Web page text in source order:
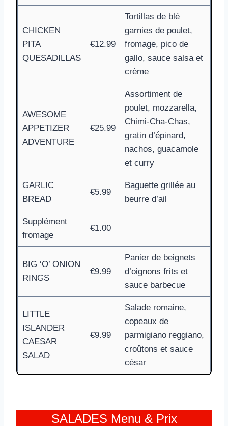
CHICKEN
PITA
QUESADILLAS
€12.99
Tortillas de blé
garnies de poulet,
fromage, pico de
gallo, sauce salsa et
crème
AWESOME
APPETIZER
ADVENTURE
€25.99
Assortiment de
poulet, mozzarella,
Chimi-Cha-Chas,
gratin d’épinard,
nachos, guacamole
et curry
GARLIC
BREAD
€5.99
Baguette grillée au
beurre d’ail
Supplément
fromage
€1.00
BIG ‘O’ ONION
RINGS
€9.99
Panier de beignets
d’oignons frits et
sauce barbecue
LITTLE
ISLANDER
CAESAR
SALAD
€9.99
Salade romaine,
copeaux de
parmigiano reggiano,
croûtons et sauce
césar
SALADES Menu & Prix